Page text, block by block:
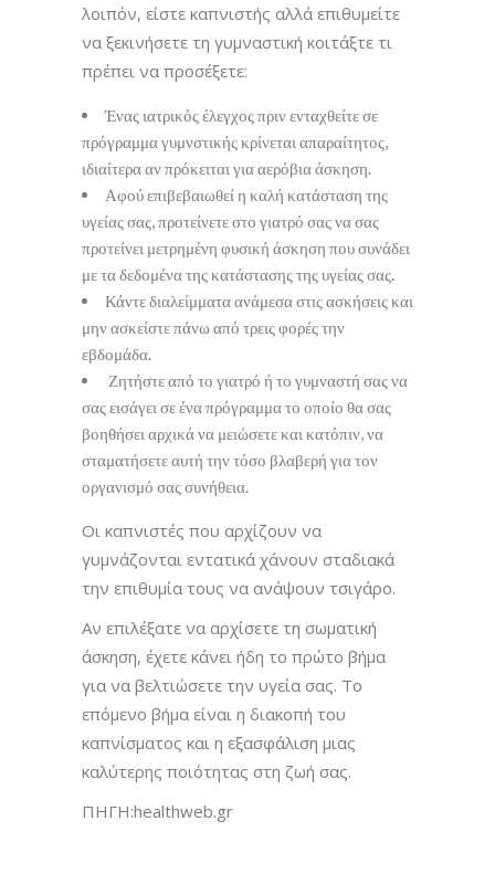
λοιπόν, είστε καπνιστής αλλά επιθυμείτε
να ξεκινήσετε τη γυμναστική κοιτάξτε τι
πρέπει να προσέξετε:
Ένας ιατρικός έλεγχος πριν ενταχθείτε σε
πρόγραμμα γυμνστικής κρίνεται απαραίτητος,
ιδιαίτερα αν πρόκειται για αερόβια άσκηση.
Αφού επιβεβαιωθεί η καλή κατάσταση της
υγείας σας, προτείνετε στο γιατρό σας να σας
προτείνει μετρημένη φυσική άσκηση που συνάδει
με τα δεδομένα της κατάστασης της υγείας σας.
Κάντε διαλείμματα ανάμεσα στις ασκήσεις και
μην ασκείστε πάνω από τρεις φορές την
εβδομάδα.
Ζητήστε από το γιατρό ή το γυμναστή σας να
σας εισάγει σε ένα πρόγραμμα το οποίο θα σας
βοηθήσει αρχικά να μειώσετε και κατόπιν, να
σταματήσετε αυτή την τόσο βλαβερή για τον
οργανισμό σας συνήθεια.
Οι καπνιστές που αρχίζουν να
γυμνάζονται εντατικά χάνουν σταδιακά
την επιθυμία τους να ανάψουν τσιγάρο.
Αν επιλέξατε να αρχίσετε τη σωματική
άσκηση, έχετε κάνει ήδη το πρώτο βήμα
για να βελτιώσετε την υγεία σας. Το
επόμενο βήμα είναι η διακοπή του
καπνίσματος και η εξασφάλιση μιας
καλύτερης ποιότητας στη ζωή σας.
ΠΗΓΗ:healthweb.gr